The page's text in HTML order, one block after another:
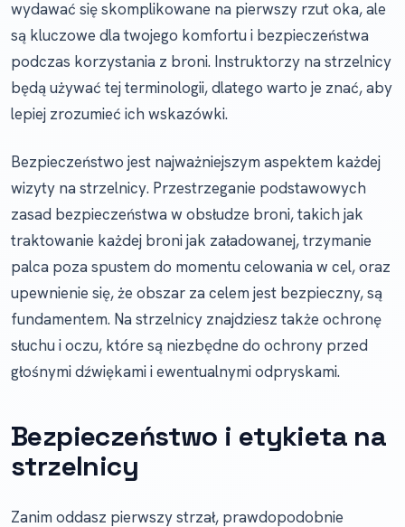
wydawać się skomplikowane na pierwszy rzut oka, ale
są kluczowe dla twojego komfortu i bezpieczeństwa
podczas korzystania z broni. Instruktorzy na strzelnicy
będą używać tej terminologii, dlatego warto je znać, aby
lepiej zrozumieć ich wskazówki.
Bezpieczeństwo jest najważniejszym aspektem każdej
wizyty na strzelnicy. Przestrzeganie podstawowych
zasad bezpieczeństwa w obsłudze broni, takich jak
traktowanie każdej broni jak załadowanej, trzymanie
palca poza spustem do momentu celowania w cel, oraz
upewnienie się, że obszar za celem jest bezpieczny, są
fundamentem. Na strzelnicy znajdziesz także ochronę
słuchu i oczu, które są niezbędne do ochrony przed
głośnymi dźwiękami i ewentualnymi odpryskami.
Bezpieczeństwo i etykieta na
strzelnicy
Zanim oddasz pierwszy strzał, prawdopodobnie